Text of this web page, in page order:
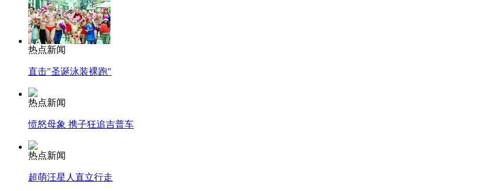
热点新闻
直击"圣诞泳装裸跑"
热点新闻
愤怒母象 携子狂追吉普车
热点新闻
超萌汪星人直立行走